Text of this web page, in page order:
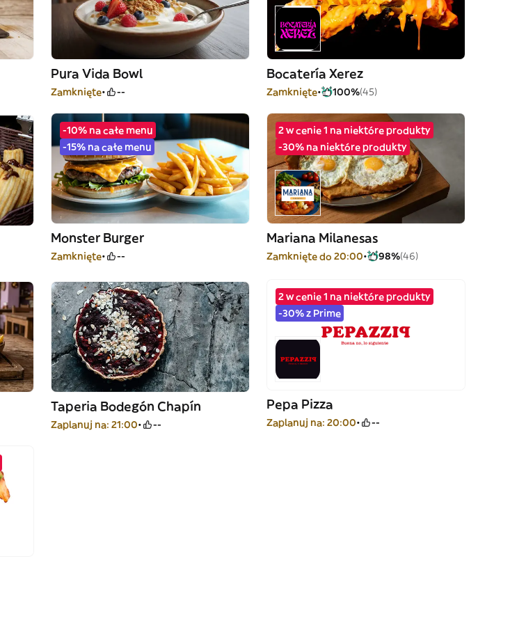
Pura Vida Bowl
Zamknięte --
Bocatería Xerez
Zamknięte 100%(45)
-10% na całe menu
-15% na całe menu
Monster Burger
Zamknięte --
2 w cenie 1 na niektóre produkty
-30% na niektóre produkty
Mariana Milanesas
Zamknięte do 20:00 98%(46)
Taperia Bodegón Chapín
Zaplanuj na: 21:00 --
2 w cenie 1 na niektóre produkty
-30% z Prime
Pepa Pizza
Zaplanuj na: 20:00 --